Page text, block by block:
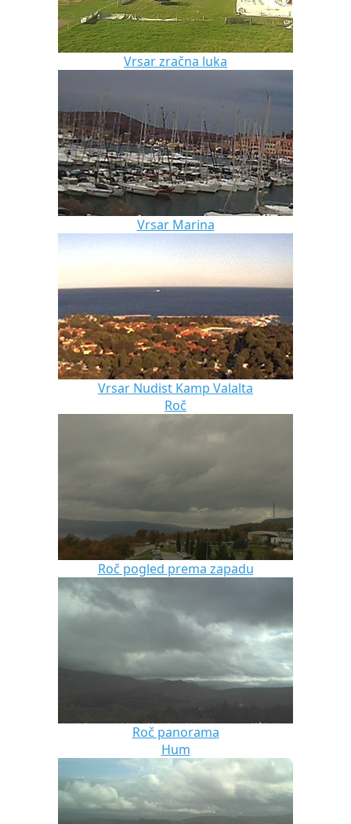
Vrsar zračna luka
Vrsar Marina
Vrsar Nudist Kamp Valalta
Roč
Roč pogled prema zapadu
Roč panorama
Hum